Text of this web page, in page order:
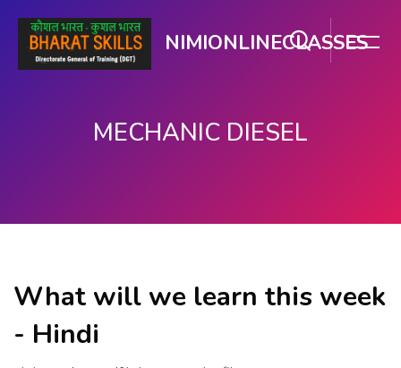
NIMIONLINECLASSES
MECHANIC DIESEL
What will we learn this week
- Hindi